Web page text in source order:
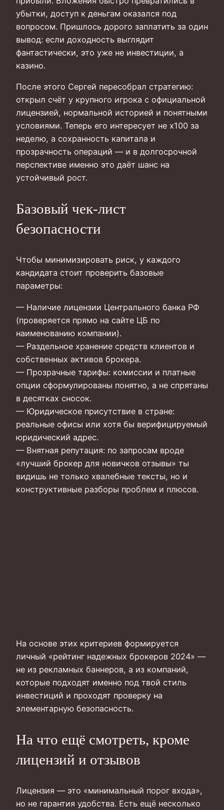
убытки, доступ к деньгам оказался под
вопросом. Пришлось дорого заплатить за один
вывод: если доходность выглядит
фантастически, это уже не инвестиции, а
казино.
После этого Сергей пересобрал стратегию:
открыл счёт у крупного игрока с официальной
лицензией, нормальной историей и понятными
условиями. Теперь его интересует не х100 за
неделю, а сохранность капитала и
прозрачность операций — и в долгосрочной
перспективе именно это даёт шанс на
устойчивый рост.
Базовый чек-лист
безопасности
Чтобы минимизировать риск, у каждого
кандидата стоит проверить базовые
параметры:
— Наличие лицензии Центрального банка РФ
(проверяется прямо на сайте ЦБ по
наименованию компании).
— Раздельное хранение средств клиентов и
собственных активов брокера.
— Прозрачные тарифы: комиссии и платные
опции сформулированы понятно, а не спрятаны
в десятках сносок.
— Юридическое присутствие в стране:
реальные офисы или хотя бы верифицируемый
юридический адрес.
— Внятная репутация: по запросам вроде
«лучший брокер для новичков отзывы» ты
видишь не только хвалебные тексты, но и
конструктивные разборы проблем и плюсов.
На основе этих критериев формируется
личный «рейтинг надежных брокеров 2024» —
не из рекламных баннеров, а из компаний,
которые подходят именно под твой стиль
инвестиций и проходят проверку на
элементарную безопасность.
На что ещё смотреть, кроме
лицензий и отзывов
Лицензия — это «минимальный порог входа»,
но не гарантия удобства. Есть ещё несколько